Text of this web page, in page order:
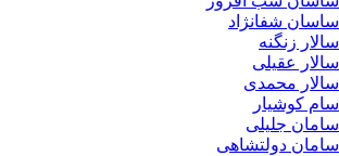
ساسان شفانژاد
سالار زنگنه
سالار عقیلی
سالار محمدی
سام کوشیار
سامان جلیلی
سامان دولتشاهی